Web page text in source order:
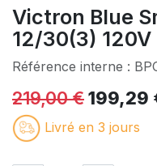
Victron Blue
12/30(3) 120V
Référence interne :
219,00€199,29
Livré en 3 jours